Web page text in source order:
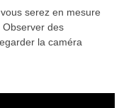
serez en mesure
Observer des
la caméra